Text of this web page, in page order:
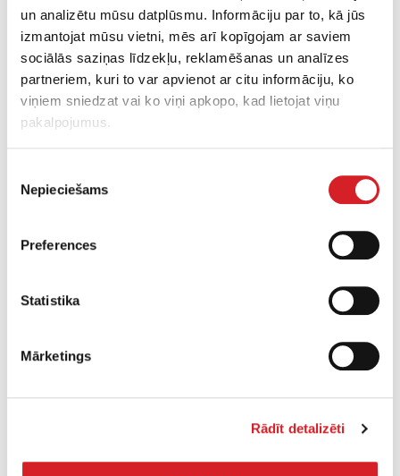
un analizētu mūsu datplūsmu. Informāciju par to, kā jūs
izmantojat mūsu vietni, mēs arī kopīgojam ar saviem
sociālās saziņas līdzekļu, reklamēšanas un analīzes
partneriem, kuri to var apvienot ar citu informāciju, ko
viņiem sniedzat vai ko viņi apkopo, kad lietojat viņu
pakalpojumus.
izvēle
Nepieciešams
Preferences
Statistika
Mārketings
Rādīt detalizēti
Maks. kravnesība:
Tilp. (Ar kaudzi):